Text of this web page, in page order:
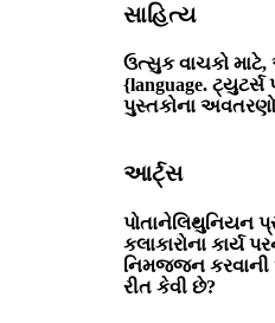
સાહિત્ય
ઉત્સુક વાચકો માટે,
{language. ટ્યુટર્સ
પુસ્તકોના
આર્ટ્સ
પોતાનેલિથુનિયન
કલાકારોના કાર્ય
નિમજ્જન કરવાની
રીત કેવી છે?